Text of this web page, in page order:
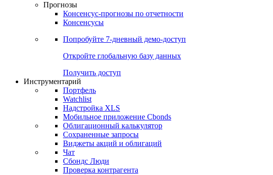
Прогнозы
Консенсус-прогнозы по отчетности
Консенсусы
Попробуйте 7-дневный демо-доступ
Откройте глобальную базу данных
Получить доступ
Инструментарий
Портфель
Watchlist
Надстройка XLS
Мобильное приложение Cbonds
Облигационный калькулятор
Сохраненные запросы
Виджеты акций и облигаций
Чат
Сбондс Люди
Проверка контрагента